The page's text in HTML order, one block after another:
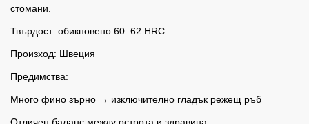
стомани.
Твърдост: обикновено 60–62 HRC
Произход: Швеция
Предимства:
Много фино зърно → изключително гладък режещ ръб